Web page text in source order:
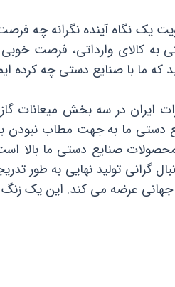
یک نگاه آینده نگرانه چه
به کالای وارداتی، فرصت
که ما با صنایع دستی چه کرده
ایران در سه بخش میعانات
دستی ما به جهت مطاب نبودن
صنایع دستی ما بالا
جهانی عرضه می کند. این یک